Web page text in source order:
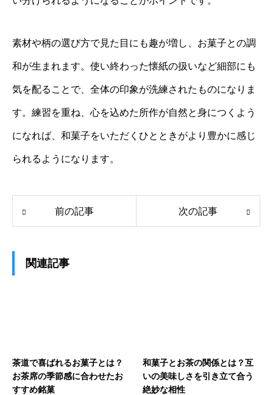
素材や柄の選び方で見た目にも趣が増し、お菓子との調
和が生まれます。使い終わった懐紙の扱いなど細部にも
気を配ることで、全体の印象が洗練されたものになりま
す。練習を重ね、心を込めた所作が自然と身につくよう
になれば、和菓子をいただくひとときがより豊かに感じ
られるようになります。
前の記事 次の記事
関連記事
茶道で喜ばれるお菓子とは？
お茶席の季節感に合わせたお
すすめ銘菓
和菓子とお茶の関係とは？互
いの美味しさを引き立て合う
絶妙な相性